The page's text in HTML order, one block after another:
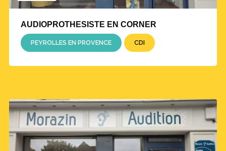
AUDIOPROTHESISTE EN CORNER
PEYROLLES EN PROVENCE CDI